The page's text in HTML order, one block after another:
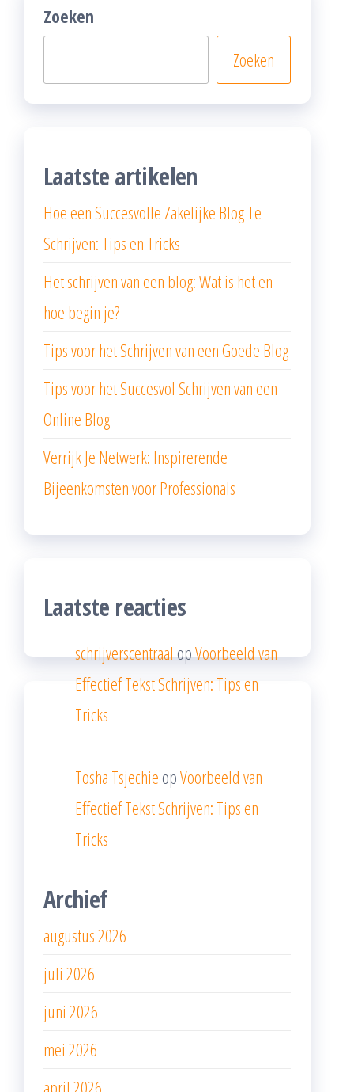
Zoeken
Zoeken
Laatste artikelen
Hoe een Succesvolle Zakelijke Blog Te
Schrijven: Tips en Tricks
Het schrijven van een blog: Wat is het en
hoe begin je?
Tips voor het Schrijven van een Goede Blog
Tips voor het Succesvol Schrijven van een
Online Blog
Verrijk Je Netwerk: Inspirerende
Bijeenkomsten voor Professionals
Laatste reacties
schrijverscentraalopVoorbeeld van
Effectief Tekst Schrijven: Tips en
Tricks
Tosha Tsjechie opVoorbeeld van
Effectief Tekst Schrijven: Tips en
Tricks
Archief
augustus 2026
juli 2026
juni 2026
mei 2026